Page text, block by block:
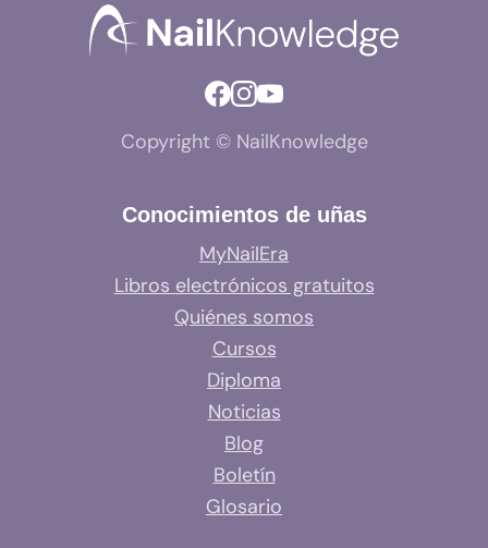
Copyright © NailKnowledge
Conocimientos de uñas
MyNailEra
Libros electrónicos gratuitos
Quiénes somos
Cursos
Diploma
Noticias
Blog
Boletín
Glosario